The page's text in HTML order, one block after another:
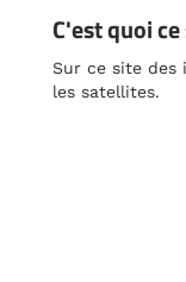
C'est quoi ce
Sur ce site des
les satellites.